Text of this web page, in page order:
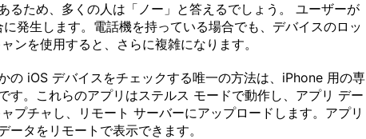
るため、多くの人は「ノー」と答えるでしょう。 ユーザーが
発生します。電話機を持っている場合でも、デバイスのロッ
ンを使用すると、さらに複雑になります。
の iOS デバイスをチェックする唯一の方法は、iPhone 用の専
す。これらのアプリはステルス モードで動作し、アプリ デー
プチャし、リモート サーバーにアップロードします。アプリ
タをリモートで表示できます。